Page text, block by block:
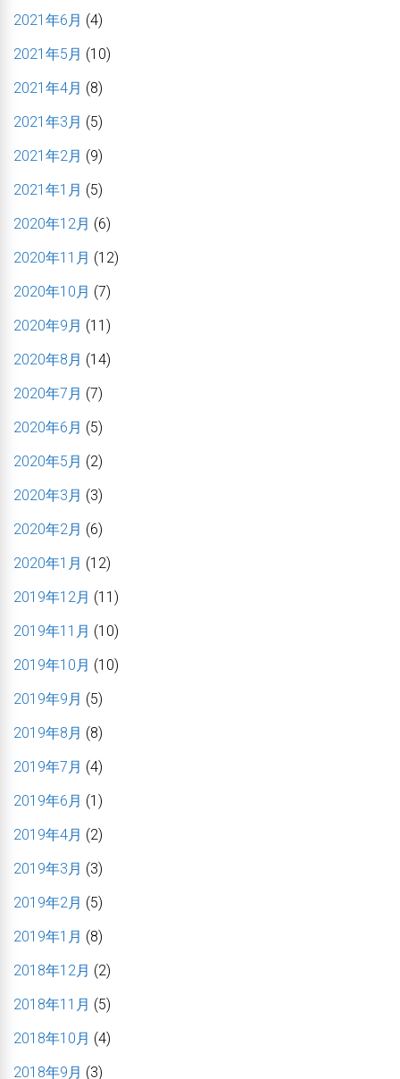
2021年6月 (4)
2021年5月 (10)
2021年4月 (8)
2021年3月 (5)
2021年2月 (9)
2021年1月 (5)
2020年12月 (6)
2020年11月 (12)
2020年10月 (7)
2020年9月 (11)
2020年8月 (14)
2020年7月 (7)
2020年6月 (5)
2020年5月 (2)
2020年3月 (3)
2020年2月 (6)
2020年1月 (12)
2019年12月 (11)
2019年11月 (10)
2019年10月 (10)
2019年9月 (5)
2019年8月 (8)
2019年7月 (4)
2019年6月 (1)
2019年4月 (2)
2019年3月 (3)
2019年2月 (5)
2019年1月 (8)
2018年12月 (2)
2018年11月 (5)
2018年10月 (4)
2018年9月 (3)